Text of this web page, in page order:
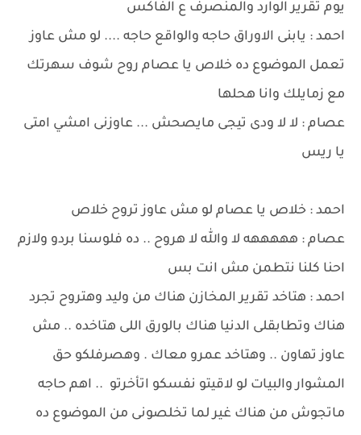
يوم تقرير الوارد والمنصرف ع الفاكس
احمد : يابنى الاوراق حاجه والواقع حاجه .... لو مش عاوز
تعمل الموضوع ده خلاص يا عصام روح شوف سهرتك
مع زمايلك وانا هحلها
عصام : لا لا ودى تيجى مايصحش ... عاوزنى امشي امتى
يا ريس
احمد : خلاص يا عصام لو مش عاوز تروح خلاص
عصام : هههههه لا والله لا هروح .. ده فلوسنا بردو ولازم
احنا كلنا نتطمن مش انت بس
احمد : هتاخد تقرير المخازن هناك من وليد وهتروح تجرد
هناك وتطابقلى الدنيا هناك بالورق اللى هتاخده .. مش
عاوز تهاون .. وهتاخد عمرو معاك . وهصرفلكو حق
المشوار والبيات لو لاقيتو نفسكو اتأخرتو .. اهم حاجه
ماتجوش من هناك غير لما تخلصونى من الموضوع ده